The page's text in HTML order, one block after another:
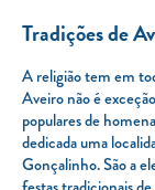
Tradições de
A religião tem em
Aveiro não é
populares de
dedicada uma
Gonçalinho. São a